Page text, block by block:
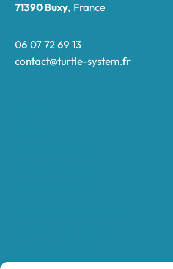
71390 Buxy, France
06 07 72 69 13
contact@turtle-system.fr